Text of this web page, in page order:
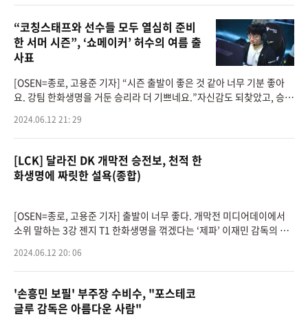
“코칭스태프와 선수들 모두 열심히 준비
한 서머 시즌”, ‘쇼메이커’ 허수의 여름 출
사표
[OSEN=종로, 고용준 기자] “시즌 출발이 좋은 것 같아 너무 기분 좋아
요. 강팀 한화생명을 거둔 승리라 더 기쁘네요.”자신감도 되찾았고, 승리
듭났
2024.06.12 21: 29
[LCK] 달라진 DK 개막전 승전보, 천적 한
화생명에 짜릿한 설욕(종합)
[OSEN=종로, 고용준 기자] 출발이 너무 좋다. 개막전 미디어데이에서
소위 말하는 3강 젠지 T1 한화생명을 꺾겠다는 ‘제파’ 이재민 감독의 바
스 기아
2024.06.12 20: 06
'손흥민 보필' 부주장 수비수, "포스테코
글루 감독은 아름다운 사람"